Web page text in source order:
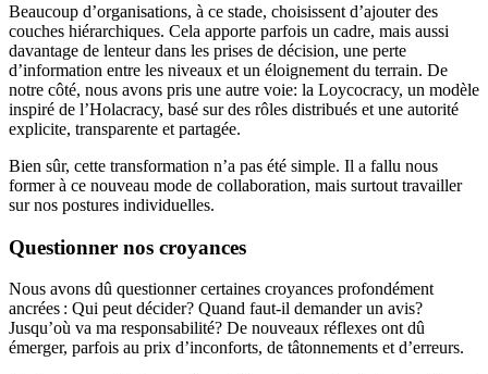
Beaucoup d’organisations, à ce stade, choisissent d’ajouter des
couches hiérarchiques. Cela apporte parfois un cadre, mais aussi
davantage de lenteur dans les prises de décision, une perte
d’information entre les niveaux et un éloignement du terrain. De
notre côté, nous avons pris une autre voie: la Loycocracy, un modèle
inspiré de l’Holacracy, basé sur des rôles distribués et une autorité
explicite, transparente et partagée.
Bien sûr, cette transformation n’a pas été simple. Il a fallu nous
former à ce nouveau mode de collaboration, mais surtout travailler
sur nos postures individuelles.
Questionner nos croyances
Nous avons dû questionner certaines croyances profondément
ancrées : Qui peut décider? Quand faut-il demander un avis?
Jusqu’où va ma responsabilité? De nouveaux réflexes ont dû
émerger, parfois au prix d’inconforts, de tâtonnements et d’erreurs.